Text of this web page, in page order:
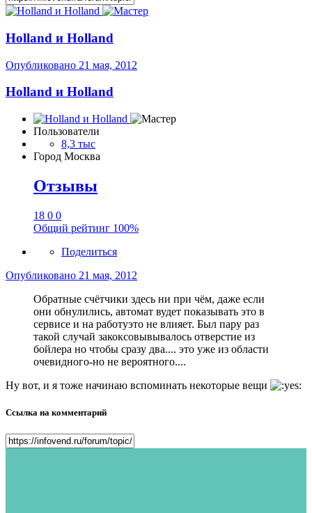
Holland и Holland
Опубликовано 21 мая, 2012
Holland и Holland
Пользователи
8,3 тыс
Город Москва
Отзывы
18 0 0
Общий рейтинг 100%
Поделиться
Опубликовано 21 мая, 2012
Обратные счётчики здесь ни при чём, даже если
они обнулились, автомат вудет показывать это в
сервисе и на работуэто не влияет. Был пару раз
такой случай закоксовывывалось отверстие из
бойлера но чтобы сразу два.... это уже из области
очевидного-но не вероятного....
Ну вот, и я тоже начинаю вспоминать некоторые вещи
Ссылка на комментарий